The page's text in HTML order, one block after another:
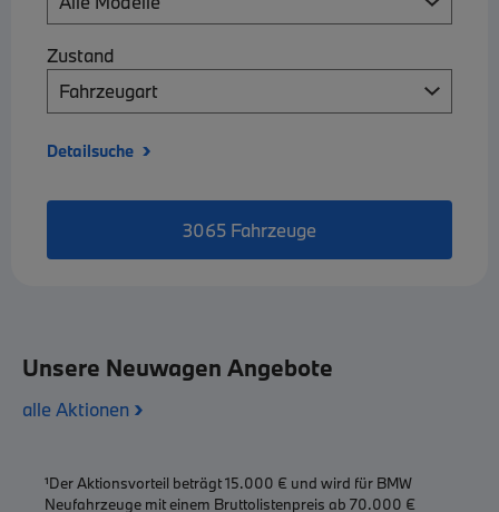
Zustand
Detailsuche ›
3065 Fahrzeuge
Unsere Neuwagen Angebote
alle Aktionen ›
¹Der Aktionsvorteil beträgt 15.000 € und wird für BMW
Neufahrzeuge mit einem Bruttolistenpreis ab 70.000 €